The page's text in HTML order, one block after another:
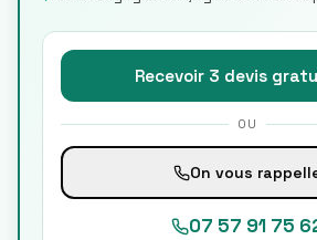
Recevoir 3 devis
OU
On vous
07 57 91 75